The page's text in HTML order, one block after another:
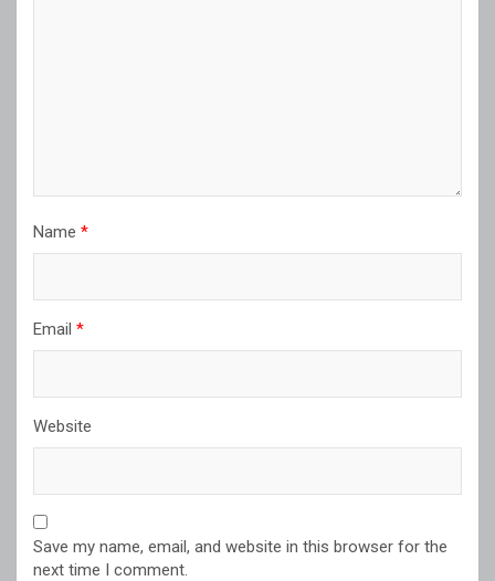
Name *
Email *
Website
Save my name, email, and website in this browser for the
next time I comment.